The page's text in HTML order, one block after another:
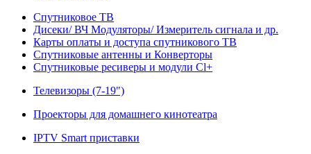
Спутниковое ТВ
Дисеки/ ВЧ Модуляторы/ Измеритель сигнала и др.
Карты оплаты и доступа спутникового ТВ
Спутниковые антенны и Конверторы
Спутниковые ресиверы и модули Cl+
Телевизоры (7-19")
Проекторы для домашнего кинотеатра
IPTV Smart приставки